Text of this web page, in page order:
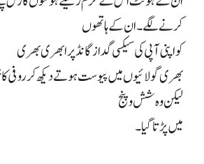
کرنے لگے۔ ان کے ہاتھوں
کو اپنی آپی کی سیکسی گدازگانڈ پر ابھری بھری
بھری گولائیوں میں پیوست ہوتے دیکھ کر روفی کا
لیکن وہ شش و پنج
میں پڑتا گیا۔